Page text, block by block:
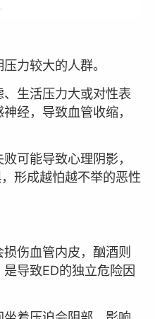
力较大的人群。
生活压力大或对性表
经，导致血管收缩，
能导致心理阴影，
形成越怕越不举的恶性
伤血管内皮，酗酒则
导致ED的独立危险因